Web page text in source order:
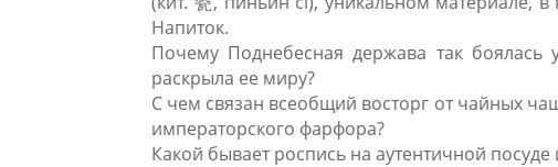
Напиток.
Почему Поднебесная держава так боялась
раскрыла ее миру?
С чем связан всеобщий восторг от чайных
императорского фарфора?
Какой бывает роспись на аутентичной